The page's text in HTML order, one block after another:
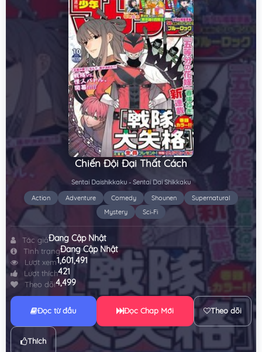
Chiến Đội Đại Thất Cách
Sentai Daishikkaku - Sentai Dai Shikkaku
Action
Adventure Comedy Shounen
Supernatural
Mystery
Sci-Fi
Tác giảĐang Cập Nhật
Tình trạngĐang Cập Nhật
Lượt xem1,601,491
Lượt thích421
Theo dõi4,499
Đọc từ đầu Đọc Chap Mới Theo dõi
Thích